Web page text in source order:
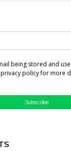
being stored and
policy for more
Subscribe